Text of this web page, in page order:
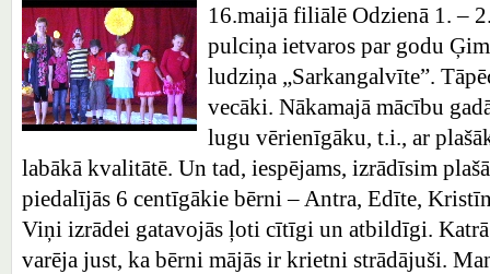
16.maijā filiālē Odzienā 1. –
pulciņa ietvaros par godu
ludziņa „Sarkangalvīte”.
vecāki. Nākamajā mācību
lugu vērienīgāku, t.i., ar
labākā kvalitātē. Un tad, iespējams, izrādīsim
piedalījās 6 centīgākie bērni – Antra, Edīte,
Viņi izrādei gatavojās ļoti cītīgi un atbildīgi. Katrā
varēja just, ka bērni mājās ir krietni strādājuši.